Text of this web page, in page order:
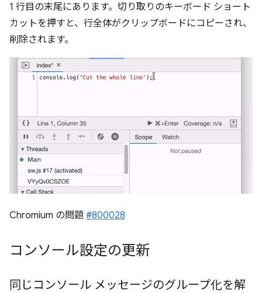
1 行目の末尾にあります。切り取りのキーボード ショート
カットを押すと、行全体がクリップボードにコピーされ、
削除されます。
Chromium の問題 #800028
コンソール設定の更新
同じコンソール メッセージのグループ化を解